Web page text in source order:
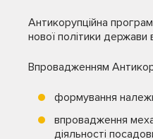
Антикорупційна
нової політики держави
Впровадженням
формування
впровадження
діяльності